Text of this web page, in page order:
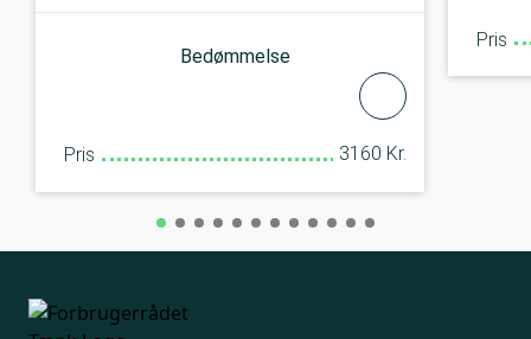
Bedømmelse
Pris 3160 Kr.
Pris